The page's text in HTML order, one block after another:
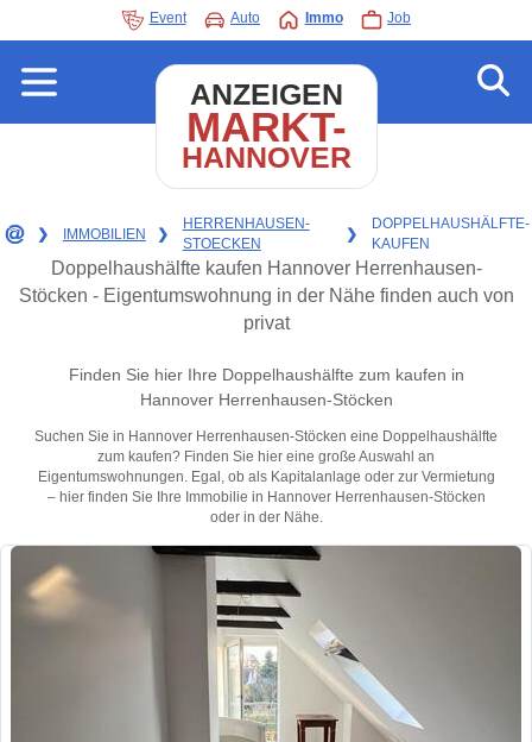
Event Auto Immo Job
ANZEIGEN
MARKT-
HANNOVER
❯ IMMOBILIEN ❯
HERRENHAUSEN-
STOECKEN
❯
DOPPELHAUSHÄLFTE-
KAUFEN
Doppelhaushälfte kaufen Hannover Herrenhausen-
Stöcken - Eigentumswohnung in der Nähe finden auch von
privat
Finden Sie hier Ihre Doppelhaushälfte zum kaufen in
Hannover Herrenhausen-Stöcken
Suchen Sie in Hannover Herrenhausen-Stöcken eine Doppelhaushälfte
zum kaufen? Finden Sie hier eine große Auswahl an
Eigentumswohnungen. Egal, ob als Kapitalanlage oder zur Vermietung
– hier finden Sie Ihre Immobilie in Hannover Herrenhausen-Stöcken
oder in der Nähe.